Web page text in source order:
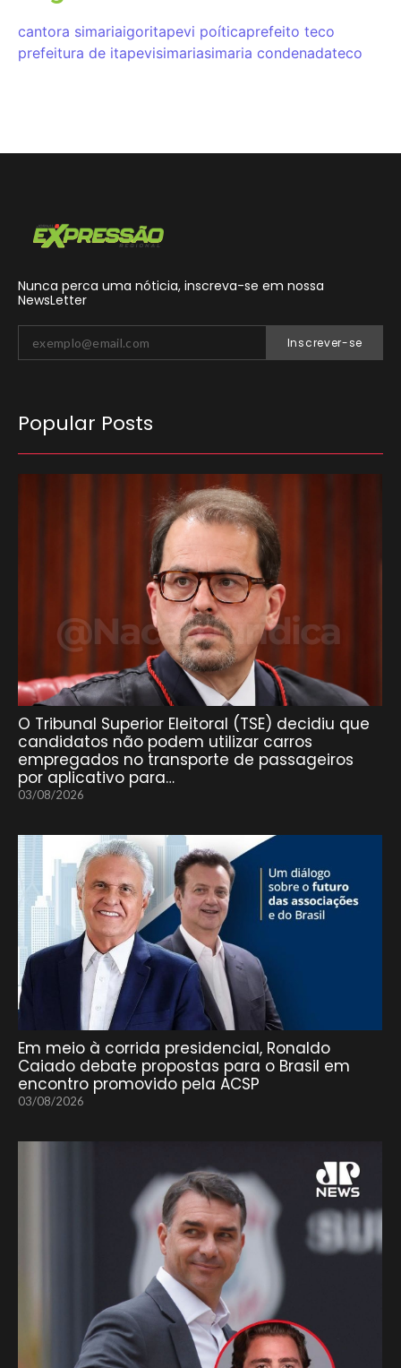
cantora simariaigoritapevi poíticaprefeito teco
prefeitura de itapevisimariasimaria condenadateco
Nunca perca uma nóticia, inscreva-se em nossa
NewsLetter
Inscrever-se
Popular Posts
O Tribunal Superior Eleitoral (TSE) decidiu que
candidatos não podem utilizar carros
empregados no transporte de passageiros
por aplicativo para…
03/08/2026
Em meio à corrida presidencial, Ronaldo
Caiado debate propostas para o Brasil em
encontro promovido pela ACSP
03/08/2026